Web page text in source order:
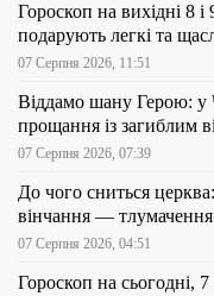
Гороскоп на вихідні 8
подарують легкі та
07 Серпня 2026, 11:51
Віддамо шану Герою: у
прощання із загиблим
07 Серпня 2026, 07:39
До чого сниться
вінчання — тлумачення
07 Серпня 2026, 04:51
Гороскоп на сьогодні,